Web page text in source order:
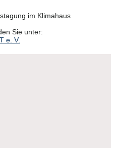
im Klimahaus
Sie unter:
e. V.